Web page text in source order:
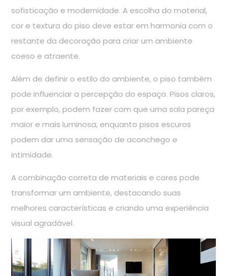
sofisticação e modernidade. A escolha do material,
cor e textura do piso deve estar em harmonia com o
restante da decoração para criar um ambiente
coeso e atraente.
Além de definir o estilo do ambiente, o piso também
pode influenciar a percepção do espaço. Pisos claros,
por exemplo, podem fazer com que uma sala pareça
maior e mais luminosa, enquanto pisos escuros
podem dar uma sensação de aconchego e
intimidade.
A combinação correta de materiais e cores pode
transformar um ambiente, destacando suas
melhores características e criando uma experiência
visual agradável.